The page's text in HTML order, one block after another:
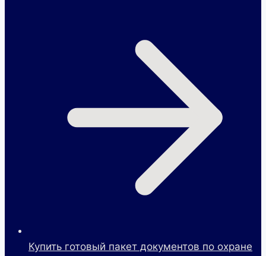
Купить готовый пакет документов по охране